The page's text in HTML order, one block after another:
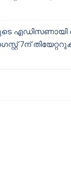
എഡിസണായി
7ന്